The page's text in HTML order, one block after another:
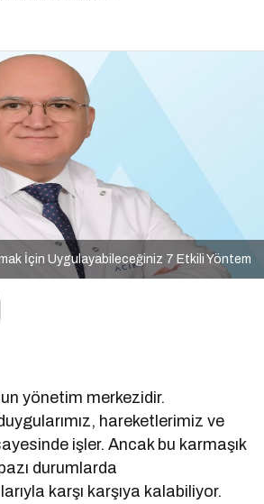
İçin Uygulayabileceğiniz 7 Etkili Yöntem
yönetim merkezidir.
hareketlerimiz ve
işler. Ancak bu karmaşık
durumlarda
karşı karşıya kalabiliyor.